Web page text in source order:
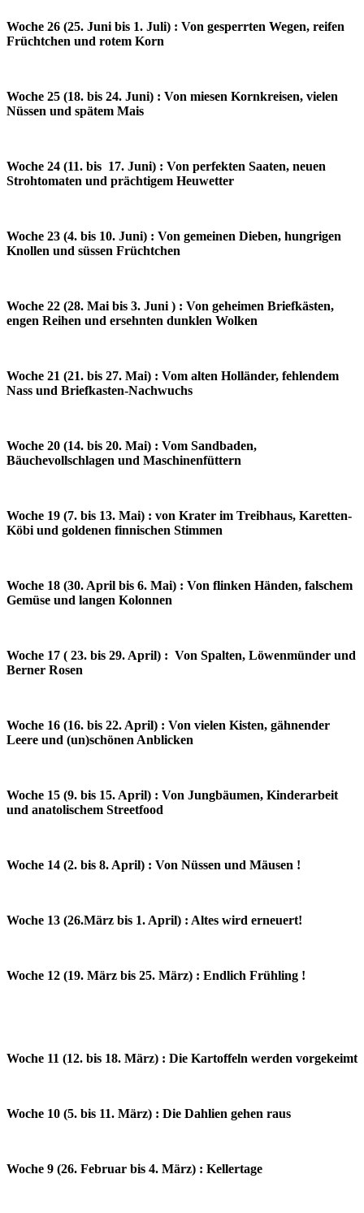
Woche 26 (25. Juni bis 1. Juli) : Von gesperrten Wegen, reifen
Früchtchen und rotem Korn
Woche 25 (18. bis 24. Juni) : Von miesen Kornkreisen, vielen
Nüssen und spätem Mais
Woche 24 (11. bis 17. Juni) : Von perfekten Saaten, neuen
Strohtomaten und prächtigem Heuwetter
Woche 23 (4. bis 10. Juni) : Von gemeinen Dieben, hungrigen
Knollen und süssen Früchtchen
Woche 22 (28. Mai bis 3. Juni ) : Von geheimen Briefkästen,
engen Reihen und ersehnten dunklen Wolken
Woche 21 (21. bis 27. Mai) : Vom alten Holländer, fehlendem
Nass und Briefkasten-Nachwuchs
Woche 20 (14. bis 20. Mai) : Vom Sandbaden,
Bäuchevollschlagen und Maschinenfüttern
Woche 19 (7. bis 13. Mai) : von Krater im Treibhaus, Karetten-
Köbi und goldenen finnischen Stimmen
Woche 18 (30. April bis 6. Mai) : Von flinken Händen, falschem
Gemüse und langen Kolonnen
Woche 17 ( 23. bis 29. April) : Von Spalten, Löwenmünder und
Berner Rosen
Woche 16 (16. bis 22. April) : Von vielen Kisten, gähnender
Leere und (un)schönen Anblicken
Woche 15 (9. bis 15. April) : Von Jungbäumen, Kinderarbeit
und anatolischem Streetfood
Woche 14 (2. bis 8. April) : Von Nüssen und Mäusen !
Woche 13 (26.März bis 1. April) : Altes wird erneuert!
Woche 12 (19. März bis 25. März) : Endlich Frühling !
Woche 11 (12. bis 18. März) : Die Kartoffeln werden vorgekeimt
Woche 10 (5. bis 11. März) : Die Dahlien gehen raus
Woche 9 (26. Februar bis 4. März) : Kellertage